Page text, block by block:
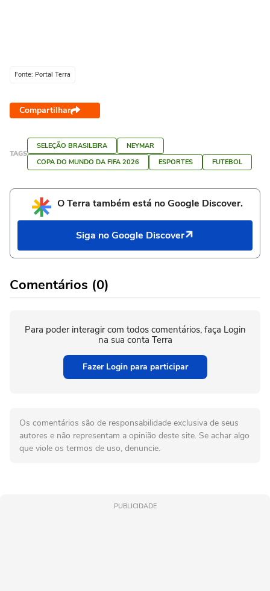
Fonte: Portal Terra
Compartilhar
TAGS
SELEÇÃO BRASILEIRA
NEYMAR
COPA DO MUNDO DA FIFA 2026
ESPORTES FUTEBOL
O Terra também está no Google Discover.
Siga no Google Discover
Comentários (0)
Para poder interagir com todos comentários, faça Login
na sua conta Terra
Fazer Login para participar
Os comentários são de responsabilidade exclusiva de seus
autores e não representam a opinião deste site. Se achar algo
que viole os termos de uso, denuncie.
PUBLICIDADE